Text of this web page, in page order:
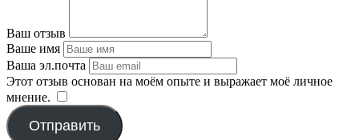
Ваш отзыв
Ваше имя
Ваша эл.почта
Этот отзыв основан на моём опыте и выражает моё личное
мнение.
Отправить